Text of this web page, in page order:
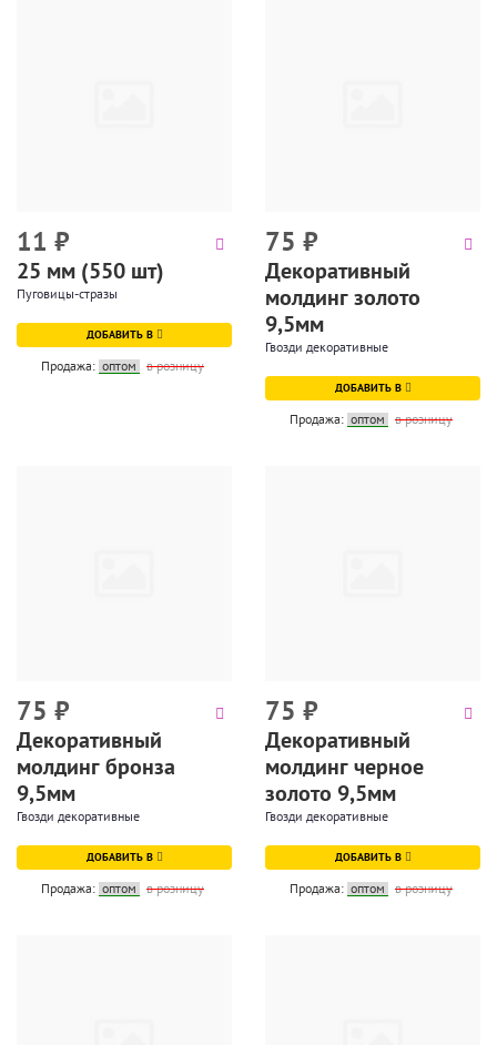
11 ₽
25 мм (550 шт)
Пуговицы-стразы
ДОБАВИТЬ В
Продажа: оптом в розницу
75 ₽
Декоративный
молдинг золото
9,5мм
Гвозди декоративные
ДОБАВИТЬ В
Продажа: оптом в розницу
75 ₽
Декоративный
молдинг бронза
9,5мм
Гвозди декоративные
ДОБАВИТЬ В
Продажа: оптом в розницу
75 ₽
Декоративный
молдинг черное
золото 9,5мм
Гвозди декоративные
ДОБАВИТЬ В
Продажа: оптом в розницу